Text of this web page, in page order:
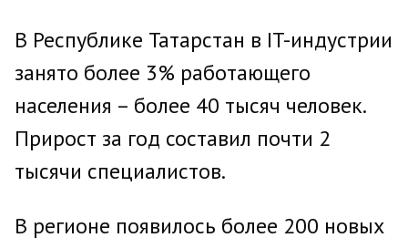
В Республике Татарстан в IT-индустрии
занято более 3% работающего
населения – более 40 тысяч человек.
Прирост за год составил почти 2
тысячи специалистов.
В регионе появилось более 200 новых